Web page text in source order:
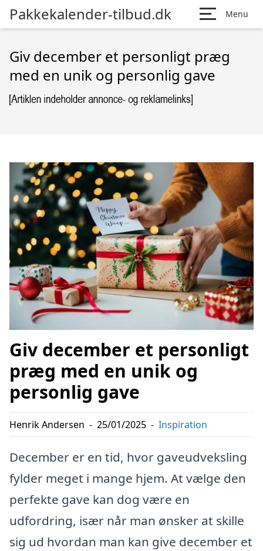
Pakkekalender-tilbud.dk Menu
Giv december et personligt præg
med en unik og personlig gave
Giv december et personligt
præg med en unik og
personlig gave
Henrik Andersen - 25/01/2025 - Inspiration
December er en tid, hvor gaveudveksling
fylder meget i mange hjem. At vælge den
perfekte gave kan dog være en
udfordring, især når man ønsker at skille
sig ud hvordan man kan give december et